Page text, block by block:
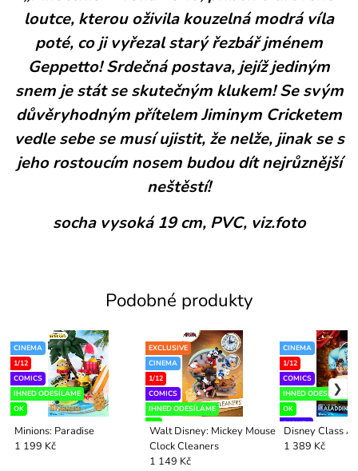
loutce, kterou oživila kouzelná modrá víla
poté, co ji vyřezal starý řezbář jménem
Geppetto! Srdečná postava, jejíž jediným
snem je stát se skutečným klukem! Se svým
důvěryhodným přítelem Jiminym Cricketem
vedle sebe se musí ujistit, že nelže, jinak se s
jeho rostoucím nosem budou dít nejrůznější
neštěstí!
socha vysoká 19 cm, PVC, viz.foto
Podobné produkty
Minions: Paradise
CINEMA
1/12
COMICS
IHNED ODESÍLÁME
OK
1 199 Kč
Walt Disney: Mickey Mouse
Clock Cleaners
EXCLUSIVE
CINEMA
1/12
COMICS
IHNED ODESÍLÁME
OK
1 149 Kč
Disney Class
CINEMA
1/12
COMICS
IHNED ODESÍLÁME
OK
DISNEY
LIMITOVANÁ EDICE
1 389 Kč